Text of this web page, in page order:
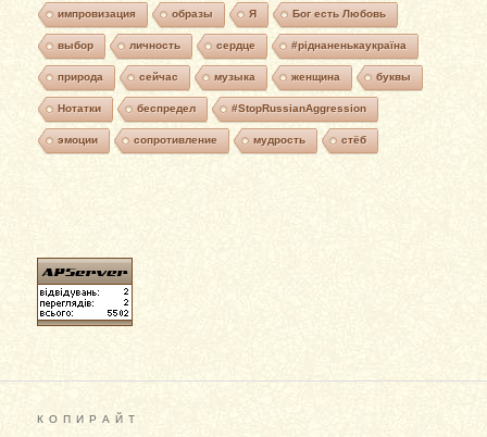
импровизация образы Я Бог есть Любовь
выбор личность сердце #ріднаненькаукраїна
природа сейчас музыка женщина буквы
Нотатки беспредел #StopRussianAggression
эмоции сопротивление мудрость стёб
К О П И Р А Й Т